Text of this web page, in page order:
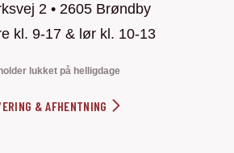
2 • 2605 Brøndby
kl. 9-17 & lør kl. 10-13
lukket på helligdage
& AFHENTNING